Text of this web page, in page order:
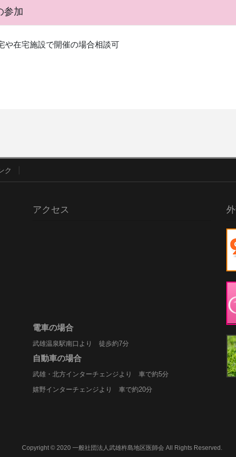
参加
や在宅施設で開催の場合相談可
ク
アクセス
電車の場合
武雄温泉駅南口より 徒歩約7分
自動車の場合
武雄・北方インターチェンジより 車で約5分
嬉野インターチェンジより 車で約20分
Copyright © 2020 一般社団法人武雄杵島地区医師会 All Rights Reserved.